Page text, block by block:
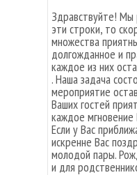
Здравствуйте! Мы
эти строки, то
множества
долгожданное и
каждое из них
. Наша задача
мероприятие
Ваших гостей
каждое мгновение
Если у Вас
искренне Вас
молодой пары.
и для